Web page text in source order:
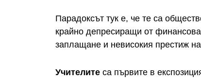
Парадоксът тук е, че те са
крайно депресиращи от
заплащане и невисокия престиж
Учителите са първите в